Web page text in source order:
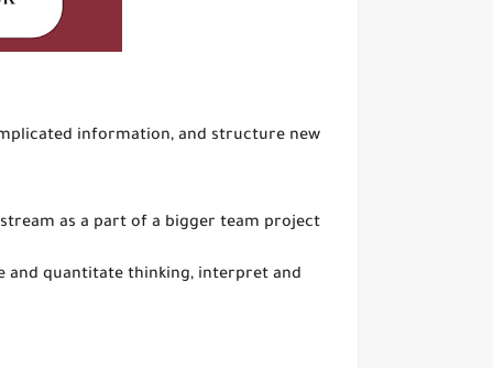
information, and structure new
as a part of a bigger team project
and quantitate thinking, interpret and